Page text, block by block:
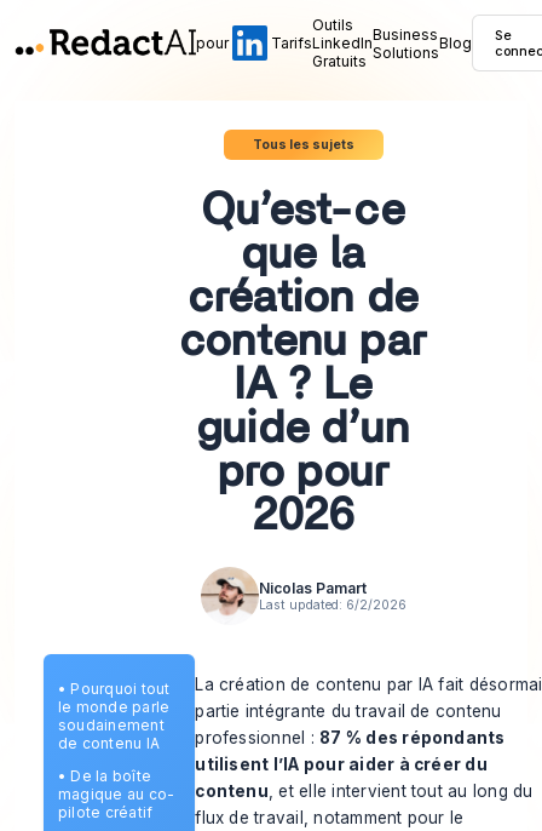
pour Tarifs
Outils
LinkedIn
Gratuits
Business
SolutionsBlog
Se
Tous les sujets
Qu’est-ce
que la
création de
contenu par
IA ? Le
guide d’un
pro pour
2026
Nicolas Pamart
Last updated: 6/2/2026
• Pourquoi tout
le monde parle
soudainement
de contenu IA
• De la boîte
magique au co-
pilote créatif
La création de contenu par IA fait
partie intégrante du travail de contenu
professionnel : 87 % des répondants
utilisent l’IA pour aider à créer du
contenu , et elle intervient tout au long du
flux de travail, notamment pour le